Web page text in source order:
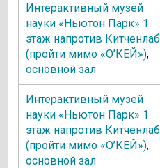
Интерактивный музей
науки «Ньютон Парк» 1
этаж напротив Китченлаб
(пройти мимо «О’КЕЙ»),
основной зал
Интерактивный музей
науки «Ньютон Парк» 1
этаж напротив Китченлаб
(пройти мимо «О’КЕЙ»),
основной зал